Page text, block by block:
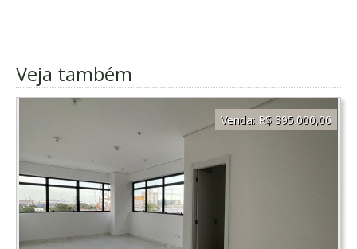
Veja também
Venda: R$ 395.000,00